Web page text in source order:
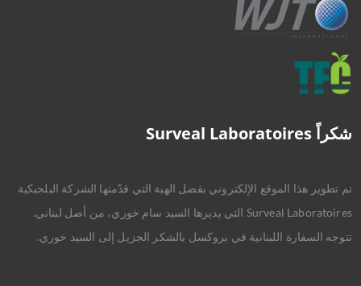
شكراً Surveal Laboratoires
تم تطوير هذا الموقع الإلكتروني بفضل الهبة التي قدّمتها الشركة البلجيكية
Surveal Laboratoires التي يديرها السيد سام خوري، من أصل لبناني.
تتوجه السفارة اللبنانية في بروكسل بالشكر الجزيل إلى السيد خوري.